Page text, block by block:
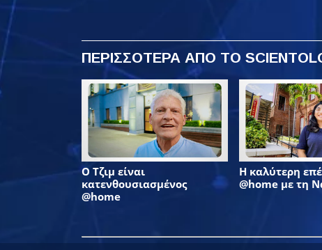
ΠΕΡΙΣΣΟΤΕΡΑ ΑΠΟ ΤΟ
Ο Τζιμ είναι
κατενθουσιασμένος
@home
Η καλύτερη
@home με τη